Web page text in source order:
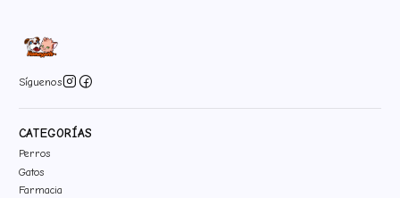
Síguenos
CATEGORÍAS
Perros
Gatos
Farmacia